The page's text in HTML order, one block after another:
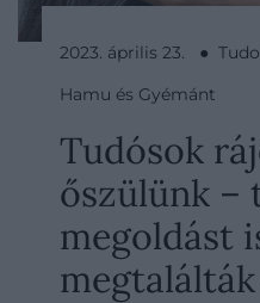
2023. április 23. ●
Hamu és Gyémánt
Tudósok
őszülünk –
megoldást